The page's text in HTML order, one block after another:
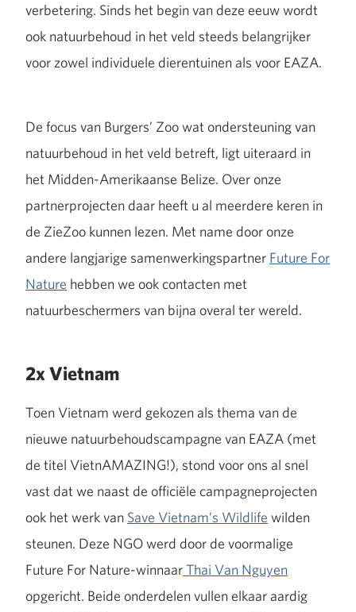
verbetering. Sinds het begin van deze eeuw wordt
ook natuurbehoud in het veld steeds belangrijker
voor zowel individuele dierentuinen als voor EAZA.
De focus van Burgers’ Zoo wat ondersteuning van
natuurbehoud in het veld betreft, ligt uiteraard in
het Midden-Amerikaanse Belize. Over onze
partnerprojecten daar heeft u al meerdere keren in
de ZieZoo kunnen lezen. Met name door onze
andere langjarige samenwerkingspartner Future For
Nature hebben we ook contacten met
natuurbeschermers van bijna overal ter wereld.
2x Vietnam
Toen Vietnam werd gekozen als thema van de
nieuwe natuurbehoudscampagne van EAZA (met
de titel VietnAMAZING!), stond voor ons al snel
vast dat we naast de officiële campagneprojecten
ook het werk van Save Vietnam’s Wildlife wilden
steunen. Deze NGO werd door de voormalige
Future For Nature-winnaarThai Van Nguyen
opgericht. Beide onderdelen vullen elkaar aardig